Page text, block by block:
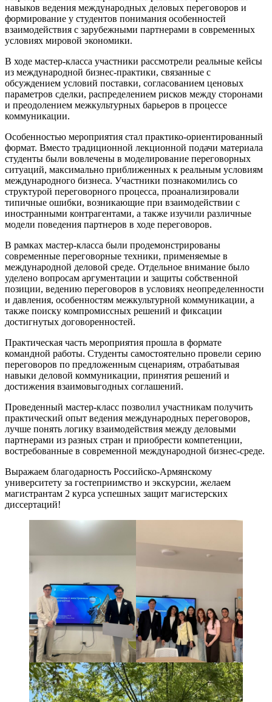
навыков ведения международных деловых переговоров и
формирование у студентов понимания особенностей
взаимодействия с зарубежными партнерами в современных
условиях мировой экономики.
В ходе мастер-класса участники рассмотрели реальные кейсы
из международной бизнес-практики, связанные с
обсуждением условий поставки, согласованием ценовых
параметров сделки, распределением рисков между сторонами
и преодолением межкультурных барьеров в процессе
коммуникации.
Особенностью мероприятия стал практико-ориентированный
формат. Вместо традиционной лекционной подачи материала
студенты были вовлечены в моделирование переговорных
ситуаций, максимально приближенных к реальным условиям
международного бизнеса. Участники познакомились со
структурой переговорного процесса, проанализировали
типичные ошибки, возникающие при взаимодействии с
иностранными контрагентами, а также изучили различные
модели поведения партнеров в ходе переговоров.
В рамках мастер-класса были продемонстрированы
современные переговорные техники, применяемые в
международной деловой среде. Отдельное внимание было
уделено вопросам аргументации и защиты собственной
позиции, ведению переговоров в условиях неопределенности
и давления, особенностям межкультурной коммуникации, а
также поиску компромиссных решений и фиксации
достигнутых договоренностей.
Практическая часть мероприятия прошла в формате
командной работы. Студенты самостоятельно провели серию
переговоров по предложенным сценариям, отрабатывая
навыки деловой коммуникации, принятия решений и
достижения взаимовыгодных соглашений.
Проведенный мастер-класс позволил участникам получить
практический опыт ведения международных переговоров,
лучше понять логику взаимодействия между деловыми
партнерами из разных стран и приобрести компетенции,
востребованные в современной международной бизнес-среде.
Выражаем благодарность Российско-Армянскому
университету за гостеприимство и экскурсии, желаем
магистрантам 2 курса успешных защит магистерских
диссертаций!